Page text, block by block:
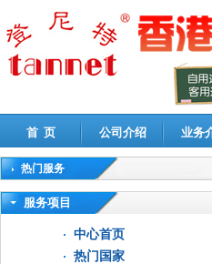
首 页 公司介绍 业务
热门服务
高新技术企业认定审计|企业所得税汇算
服务项目
中心首页
热门国家